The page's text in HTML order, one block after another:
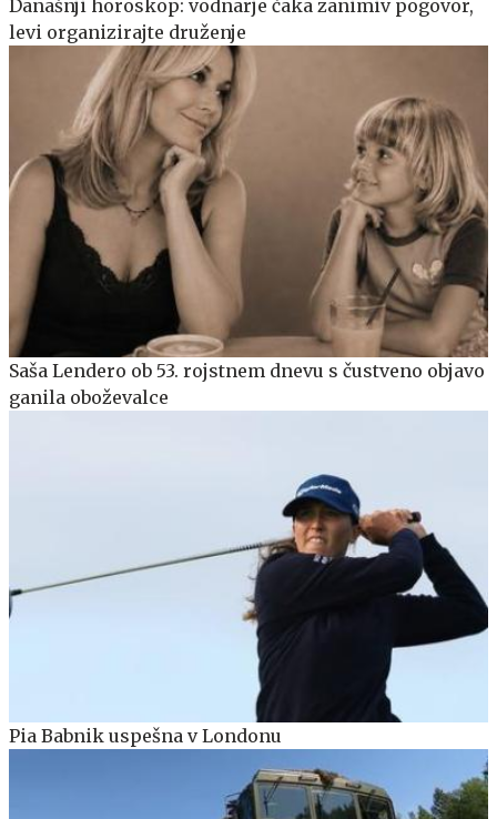
Današnji horoskop: vodnarje čaka zanimiv pogovor,
levi organizirajte druženje
Saša Lendero ob 53. rojstnem dnevu s čustveno objavo
ganila oboževalce
Pia Babnik uspešna v Londonu